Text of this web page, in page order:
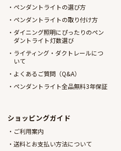
ペンダントライトの選び方
ペンダントライトの取り付け方
ダイニング照明にぴったりのペン
ダントライト灯数選び
ライティング・ダクトレールにつ
いて
よくあるご質問（Q&A）
ペンダントライト全品無料3年保証
ショッピングガイド
ご利用案内
送料とお支払い方法について